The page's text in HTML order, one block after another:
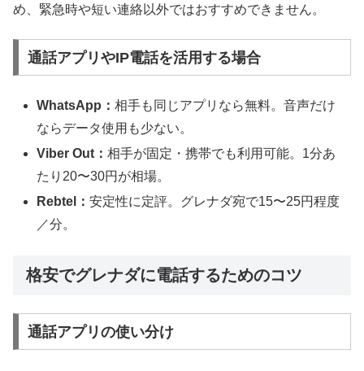
め、緊急時や短い連絡以外ではおすすめできません。
通話アプリやIP電話を活用する場合
WhatsApp：相手も同じアプリなら無料。音声だけ
ならデータ使用も少ない。
Viber Out：相手が固定・携帯でも利用可能。1分あ
たり20〜30円が相場。
Rebtel：安定性に定評。グレナダ宛で15〜25円程度
／分。
格安でグレナダに電話するためのコツ
通話アプリの使い分け